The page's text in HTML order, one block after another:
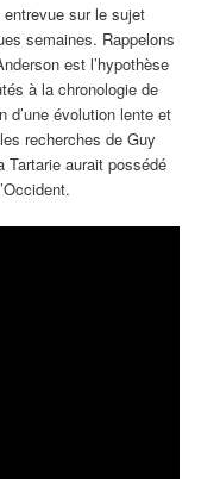
sur le sujet
semaines. Rappelons
est l’hypothèse
à la chronologie de
d’une évolution lente et
recherches de Guy
Tartarie aurait possédé